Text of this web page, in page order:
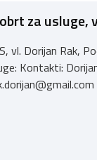
za usluge,
vl. Dorijan Rak,
Kontakti: